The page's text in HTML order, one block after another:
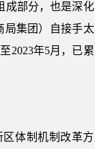
成部分，也是深化
局集团）自接手太
2023年5月，已累
体制机制改革方